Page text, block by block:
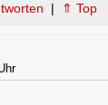
| ⇑ Top